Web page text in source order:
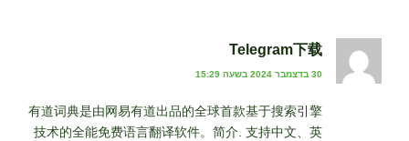
Telegram下载
30 בדצמבר 2024 בשעה 15:29
有道词典是由网易有道出品的全球首款基于搜索引擎
技术的全能免费语言翻译软件。简介. 支持中文、英